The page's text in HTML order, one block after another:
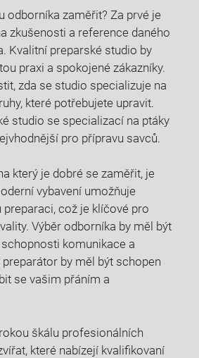
odborníka zaměřit? Za prvé je⁤
zkušenosti⁤ a reference daného
Kvalitní‌ preparské studio by
praxi a spokojené‌ zákazníky.
zda se studio specializuje⁢ na
které potřebujete upravit.
studio‌ se ​specializací na ptáky
pro ‌přípravu savců.
který je dobré⁢ se ⁤zaměřit, je
vybavení umožňuje
což je ⁣klíčové ‍pro
‌Výběr ⁣odborníka​ by měl být
komunikace a
by‍ měl být​ schopen⁤
se vašim přáním a
škálu profesionálních
které nabízejí kvalifikovaní